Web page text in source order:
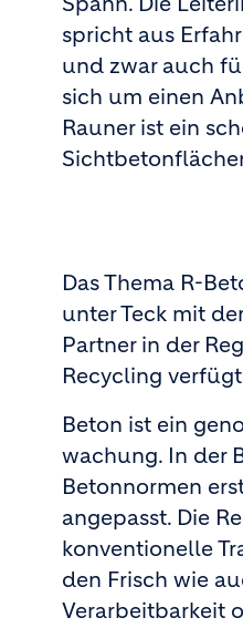
spricht aus
und zwar auch
sich um einen
Rauner ist ein
Das Thema R­-
unter Teck mit
Partner in der
Recycling
Beton ist ein
wachung. In der
Betonnormen
angepasst. Die
konventionelle
den Frisch­ wie
Verarbeitbarkeit